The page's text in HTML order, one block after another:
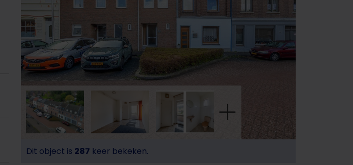
Dit object is 287 keer bekeken.